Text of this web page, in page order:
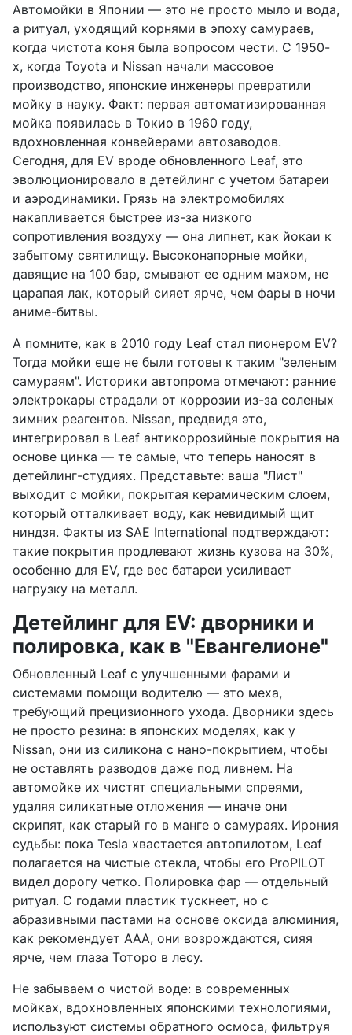
Автомойки в Японии — это не просто мыло и вода,
а ритуал, уходящий корнями в эпоху самураев,
когда чистота коня была вопросом чести. С 1950-
х, когда Toyota и Nissan начали массовое
производство, японские инженеры превратили
мойку в науку. Факт: первая автоматизированная
мойка появилась в Токио в 1960 году,
вдохновленная конвейерами автозаводов.
Сегодня, для EV вроде обновленного Leaf, это
эволюционировало в детейлинг с учетом батареи
и аэродинамики. Грязь на электромобилях
накапливается быстрее из-за низкого
сопротивления воздуху — она липнет, как йокаи к
забытому святилищу. Высоконапорные мойки,
давящие на 100 бар, смывают ее одним махом, не
царапая лак, который сияет ярче, чем фары в ночи
аниме-битвы.
А помните, как в 2010 году Leaf стал пионером EV?
Тогда мойки еще не были готовы к таким "зеленым
самураям". Историки автопрома отмечают: ранние
электрокары страдали от коррозии из-за соленых
зимних реагентов. Nissan, предвидя это,
интегрировал в Leaf антикоррозийные покрытия на
основе цинка — те самые, что теперь наносят в
детейлинг-студиях. Представьте: ваша "Лист"
выходит с мойки, покрытая керамическим слоем,
который отталкивает воду, как невидимый щит
ниндзя. Факты из SAE International подтверждают:
такие покрытия продлевают жизнь кузова на 30%,
особенно для EV, где вес батареи усиливает
нагрузку на металл.
Детейлинг для EV: дворники и
полировка, как в "Евангелионе"
Обновленный Leaf с улучшенными фарами и
системами помощи водителю — это меха,
требующий прецизионного ухода. Дворники здесь
не просто резина: в японских моделях, как у
Nissan, они из силикона с нано-покрытием, чтобы
не оставлять разводов даже под ливнем. На
автомойке их чистят специальными спреями,
удаляя силикатные отложения — иначе они
скрипят, как старый го в манге о самураях. Ирония
судьбы: пока Tesla хвастается автопилотом, Leaf
полагается на чистые стекла, чтобы его ProPILOT
видел дорогу четко. Полировка фар — отдельный
ритуал. С годами пластик тускнеет, но с
абразивными пастами на основе оксида алюминия,
как рекомендует AAA, они возрождаются, сияя
ярче, чем глаза Тоторо в лесу.
Не забываем о чистой воде: в современных
мойках, вдохновленных японскими технологиями,
используют системы обратного осмоса, фильтруя